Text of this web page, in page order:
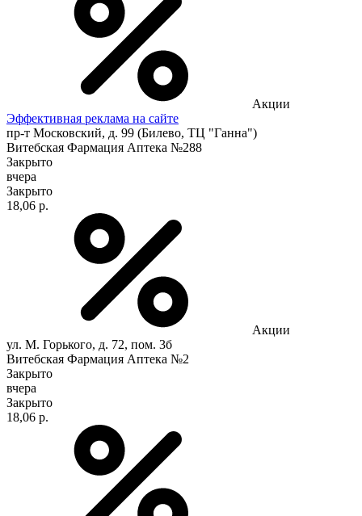
Акции
Эффективная реклама на сайте
пр-т Московский, д. 99 (Билево, ТЦ "Ганна")
Витебская Фармация Аптека №288
Закрыто
вчера
Закрыто
18,06 р.
Акции
ул. М. Горького, д. 72, пом. 3б
Витебская Фармация Аптека №2
Закрыто
вчера
Закрыто
18,06 р.